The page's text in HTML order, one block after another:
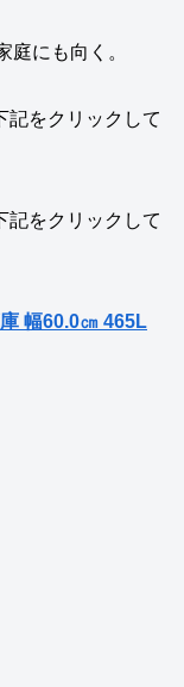
にも向く。
記をクリックして
記をクリックして
幅60.0㎝ 465L